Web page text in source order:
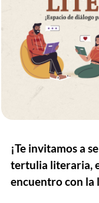
¡Te invitamos a
tertulia literaria,
encuentro con la